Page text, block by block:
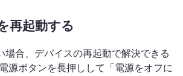
再起動する
場合、デバイスの再起動で解決できる
源ボタンを長押しして「電源をオフに